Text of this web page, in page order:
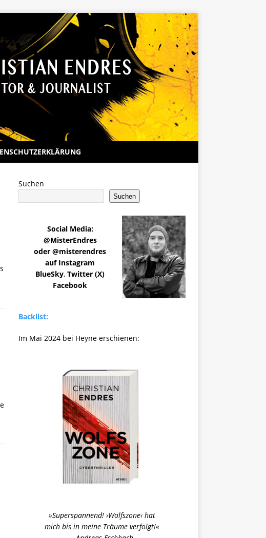
Suchen
Suchen
Social Media:
@MisterEndres
oder @misterendres
auf Instagram
BlueSky,Twitter (X)
Facebook
Backlist:
Im Mai 2024 bei Heyne erschienen:
»Superspannend! ›Wolfszone‹ hat
mich bis in meine Träume verfolgt!«